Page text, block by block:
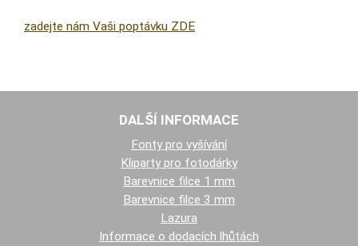
zadejte nám Vaši poptávku ZDE
DALŠÍ INFORMACE
Fonty pro vyšívání
Kliparty pro fotodárky
Barevnice filce 1 mm
Barevnice filce 3 mm
Lazura
Informace o dodacích lhůtách